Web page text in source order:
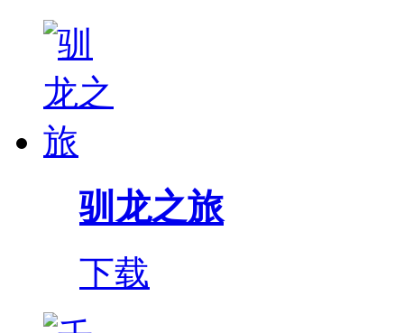
驯龙之旅
下载